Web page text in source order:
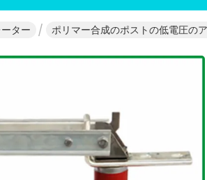
ター ポリマー合成のポストの低電圧の